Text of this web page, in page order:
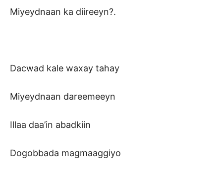
Miyeydnaan ka diireeyn?.
Dacwad kale waxay tahay
Miyeydnaan dareemeeyn
Illaa daa’in abadkiin
Dogobbada magmaaggiyo